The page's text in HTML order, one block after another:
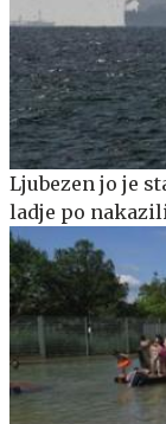
Ljubezen jo je
ladje po